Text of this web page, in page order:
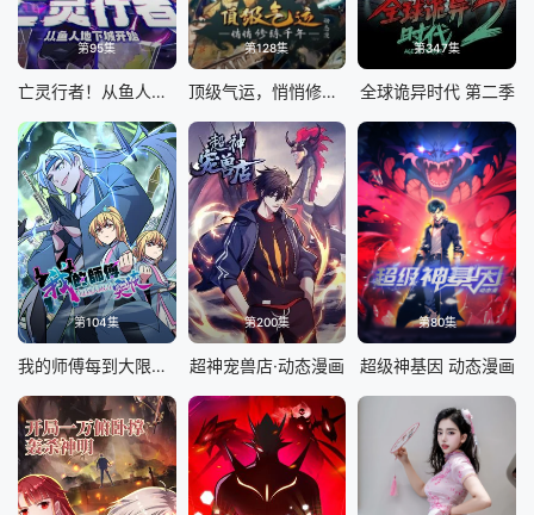
第95集
亡灵行者！从鱼人地下城开始 动态漫画
第128集
顶级气运，悄悄修练千年 动态漫画
第347集
全球诡异时代 第二季
第104集
我的师傅每到大限才突破 动态漫画 第一季
第200集
超神宠兽店·动态漫画
第80集
超级神基因 动态漫画